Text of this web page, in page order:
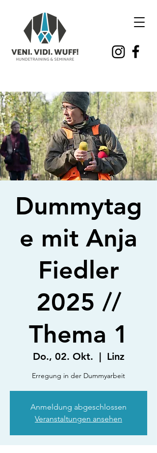
Dummytag
e mit Anja
Fiedler
2025 //
Thema 1
Do., 02. Okt.
  |
Linz
Erregung in der Dummyarbeit
Anmeldung abgeschlossen
Veranstaltungen ansehen